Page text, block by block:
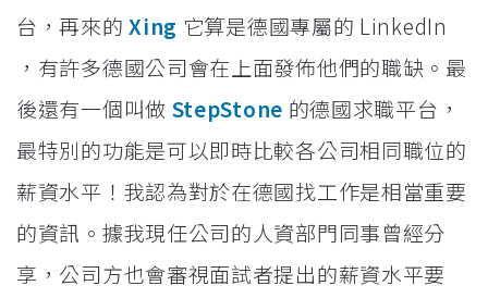
台，再來的Xing 它算是德國專屬的 LinkedIn
，有許多德國公司會在上面發佈他們的職缺。最
後還有一個叫做 StepStone 的德國求職平台，
最特別的功能是可以即時比較各公司相同職位的
薪資水平！我認為對於在德國找工作是相當重要
的資訊。據我現任公司的人資部門同事曾經分
享，公司方也會審視面試者提出的薪資水平要